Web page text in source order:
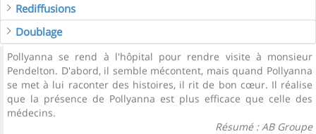
Rediffusions
Doublage
Pollyanna se rend à l'hôpital pour rendre visite à monsieur
Pendelton. D'abord, il semble mécontent, mais quand Pollyanna
se met à lui raconter des histoires, il rit de bon cœur. Il réalise
que la présence de Pollyanna est plus efficace que celle des
médecins.
Résumé : AB Groupe